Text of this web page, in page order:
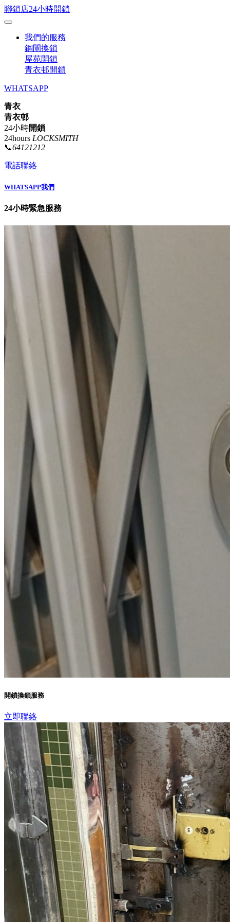
聯鎖店24小時開鎖
我們的服務
鋼閘換鎖
屋苑開鎖
青衣邨開鎖
WHATSAPP
青衣
青衣邨
24小時開鎖
24hours LOCKSMITH
📞64121212
電話聯絡
WHATSAPP我們
24小時緊急服務
開鎖換鎖服務
立即聯絡